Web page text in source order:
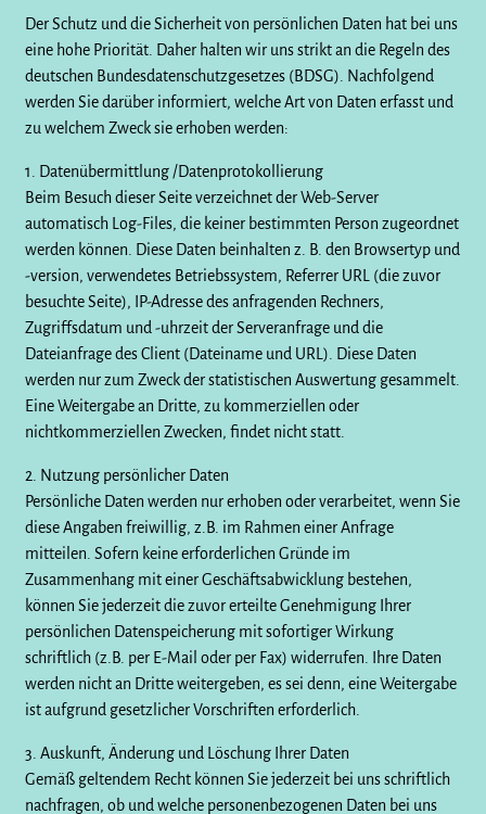
Der Schutz und die Sicherheit von persönlichen Daten hat bei uns
eine hohe Priorität. Daher halten wir uns strikt an die Regeln des
deutschen Bundesdatenschutzgesetzes (BDSG). Nachfolgend
werden Sie darüber informiert, welche Art von Daten erfasst und
zu welchem Zweck sie erhoben werden:
1. Datenübermittlung /Datenprotokollierung
Beim Besuch dieser Seite verzeichnet der Web-Server
automatisch Log-Files, die keiner bestimmten Person zugeordnet
werden können. Diese Daten beinhalten z. B. den Browsertyp und
-version, verwendetes Betriebssystem, Referrer URL (die zuvor
besuchte Seite), IP-Adresse des anfragenden Rechners,
Zugriffsdatum und -uhrzeit der Serveranfrage und die
Dateianfrage des Client (Dateiname und URL). Diese Daten
werden nur zum Zweck der statistischen Auswertung gesammelt.
Eine Weitergabe an Dritte, zu kommerziellen oder
nichtkommerziellen Zwecken, findet nicht statt.
2. Nutzung persönlicher Daten
Persönliche Daten werden nur erhoben oder verarbeitet, wenn Sie
diese Angaben freiwillig, z.B. im Rahmen einer Anfrage
mitteilen. Sofern keine erforderlichen Gründe im
Zusammenhang mit einer Geschäftsabwicklung bestehen,
können Sie jederzeit die zuvor erteilte Genehmigung Ihrer
persönlichen Datenspeicherung mit sofortiger Wirkung
schriftlich (z.B. per E-Mail oder per Fax) widerrufen. Ihre Daten
werden nicht an Dritte weitergeben, es sei denn, eine Weitergabe
ist aufgrund gesetzlicher Vorschriften erforderlich.
3. Auskunft, Änderung und Löschung Ihrer Daten
Gemäß geltendem Recht können Sie jederzeit bei uns schriftlich
nachfragen, ob und welche personenbezogenen Daten bei uns